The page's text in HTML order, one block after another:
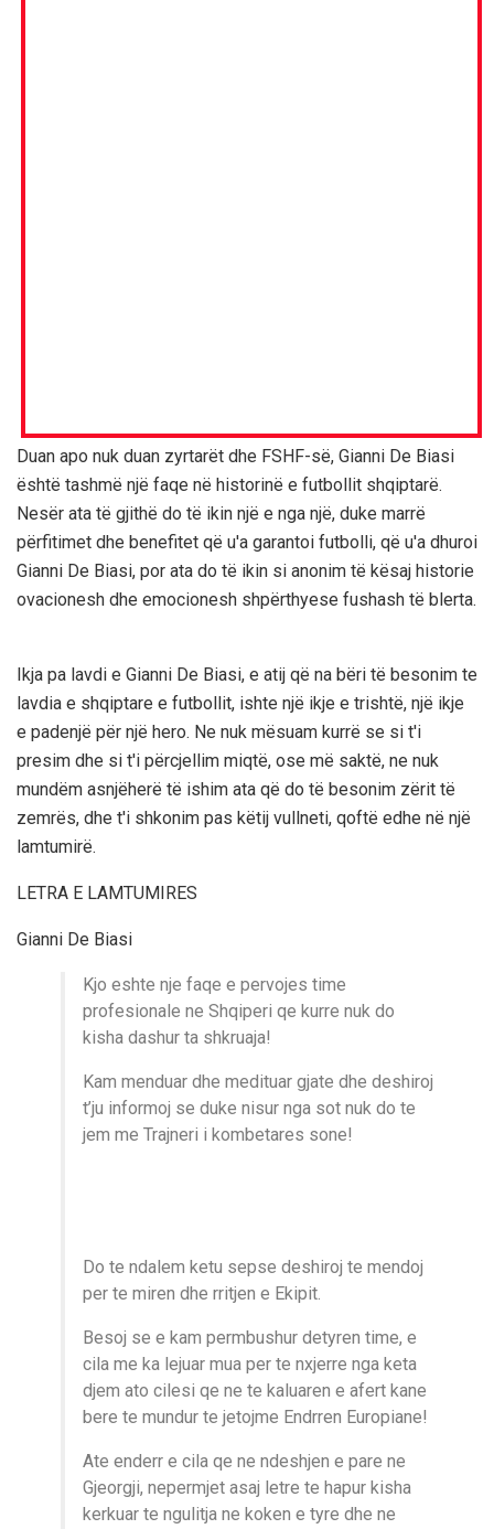
Duan apo nuk duan zyrtarët dhe FSHF-së, Gianni De Biasi
është tashmë një faqe në historinë e futbollit shqiptarë.
Nesër ata të gjithë do të ikin një e nga një, duke marrë
përfitimet dhe benefitet që u'a garantoi futbolli, që u'a dhuroi
Gianni De Biasi, por ata do të ikin si anonim të kësaj historie
ovacionesh dhe emocionesh shpërthyese fushash të blerta.
Ikja pa lavdi e Gianni De Biasi, e atij që na bëri të besonim te
lavdia e shqiptare e futbollit, ishte një ikje e trishtë, një ikje
e padenjë për një hero. Ne nuk mësuam kurrë se si t'i
presim dhe si t'i përcjellim miqtë, ose më saktë, ne nuk
mundëm asnjëherë të ishim ata që do të besonim zërit të
zemrës, dhe t'i shkonim pas këtij vullneti, qoftë edhe në një
lamtumirë.
LETRA E LAMTUMIRES
Gianni De Biasi
Kjo eshte nje faqe e pervojes time
profesionale ne Shqiperi qe kurre nuk do
kisha dashur ta shkruaja!
Kam menduar dhe medituar gjate dhe deshiroj
t’ju informoj se duke nisur nga sot nuk do te
jem me Trajneri i kombetares sone!
Do te ndalem ketu sepse deshiroj te mendoj
per te miren dhe rritjen e Ekipit.
Besoj se e kam permbushur detyren time, e
cila me ka lejuar mua per te nxjerre nga keta
djem ato cilesi qe ne te kaluaren e afert kane
bere te mundur te jetojme Endrren Europiane!
Ate enderr e cila qe ne ndeshjen e pare ne
Gjeorgji, nepermjet asaj letre te hapur kisha
kerkuar te ngulitja ne koken e tyre dhe ne